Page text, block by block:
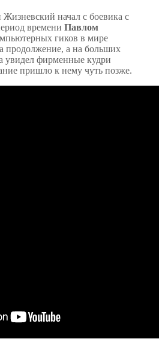
начал с боевика с
времени Павлом
гиков в мире
продолжение, а на больших
увидел фирменные кудри
пришло к нему чуть позже.